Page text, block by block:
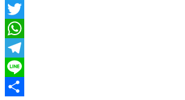
Facebook
Twitter
WhatsApp
Telegram
Line